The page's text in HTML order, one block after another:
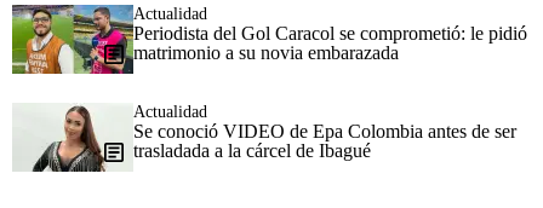
Actualidad
Periodista del Gol Caracol se comprometió: le pidió
matrimonio a su novia embarazada
Actualidad
Se conoció VIDEO de Epa Colombia antes de ser
trasladada a la cárcel de Ibagué